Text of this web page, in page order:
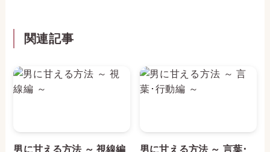
関連記事
男に甘える方法 ～ 視線編
男に甘える方法 ～ 言葉･